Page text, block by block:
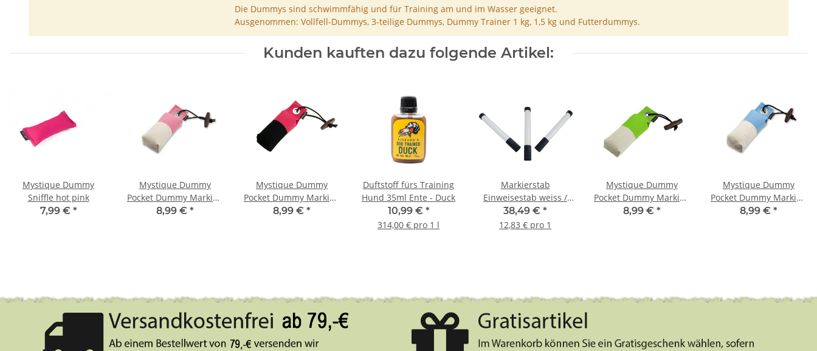
Die Dummys sind schwimmfähig und für Training am und im Wasser geeignet.
Ausgenommen: Vollfell-Dummys, 3-teilige Dummys, Dummy Trainer 1 kg, 1,5 kg und Futterdummys.
Kunden kauften dazu folgende Artikel:
Mystique Dummy
Sniffle hot pink
7,99 € *
Mystique Dummy
Pocket Dummy Marking
weiß / pink 150g
8,99 € *
Mystique Dummy
Pocket Dummy Marking
hot pink / schwarz 150g
8,99 € *
Duftstoff fürs Training
Hund 35ml Ente - Duck
10,99 € *
314,00 € pro 1 l
Markierstab
Einweisestab weiss /
schwarz im Set 3 Stück
38,49 € *
12,83 € pro 1
Mystique Dummy
Pocket Dummy Marking
neon grün / weiß 150g
8,99 € *
Mystique Dummy
Pocket Dummy Marking
weiß / hellblau 150g
8,99 € *